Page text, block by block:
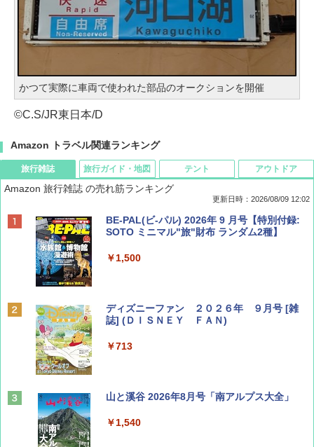
かつて実際に車両で使われた部品のオークションを開催
©C.S/JR東日本/D
Amazon トラベル関連ランキング
旅行雑誌
Amazon 旅行雑誌 の売れ筋ランキング
更新日時：2026/08/09 12:02
BE-PAL(ビ-パル) 2026年 9 月号【特別付録:
SOTO ミニマル"旅"財布 ランダム2種】
￥1,500
ディズニーファン ２０２６年 ９月号 [雑
誌] (ＤＩＳＮＥＹ ＦＡＮ)
￥713
山と溪谷 2026年8月号「南アルプス大全」
￥1,540
旅行ガイド・地図 テント アウトドア